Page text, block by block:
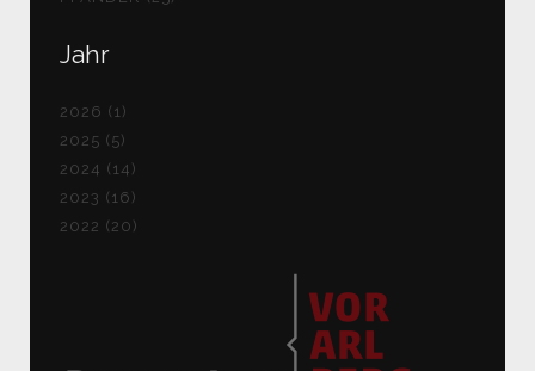
Jahr
2026 (1)
2025 (5)
2024 (14)
2023 (16)
2022 (20)